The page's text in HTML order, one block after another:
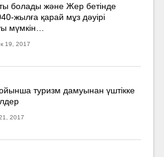
болады және Жер бетінде
жылға қарай мұз дәуірі
мүмкін…
19, 2017
туризм дамуынан үштікке
2017